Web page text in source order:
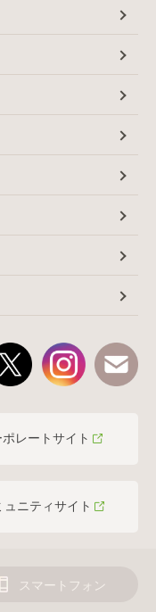
レートサイト
ニティサイト
スマートフォン